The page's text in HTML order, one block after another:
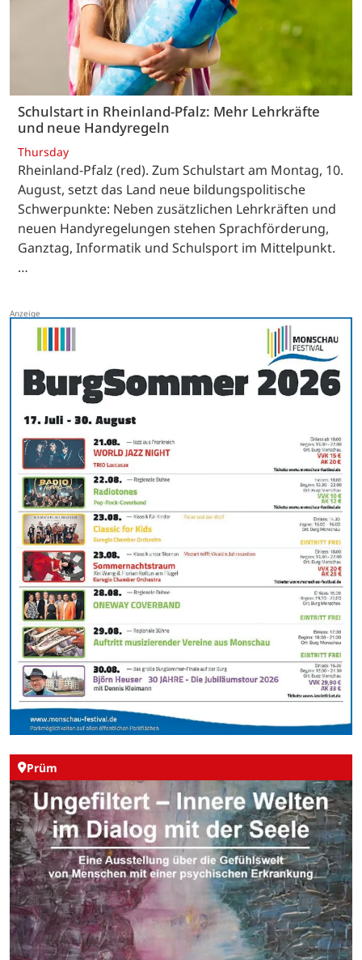
Schulstart in Rheinland-Pfalz: Mehr Lehrkräfte
und neue Handyregeln
Thursday
Rheinland-Pfalz (red). Zum Schulstart am Montag, 10.
August, setzt das Land neue bildungspolitische
Schwerpunkte: Neben zusätzlichen Lehrkräften und
neuen Handyregelungen stehen Sprachförderung,
Ganztag, Informatik und Schulsport im Mittelpunkt.
…
Prüm